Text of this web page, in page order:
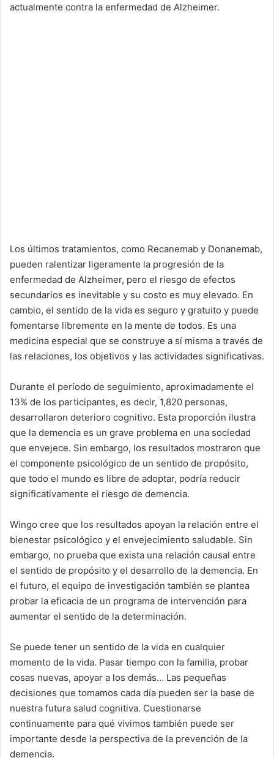
actualmente contra la enfermedad de Alzheimer.
Los últimos tratamientos, como Recanemab y Donanemab,
pueden ralentizar ligeramente la progresión de la
enfermedad de Alzheimer, pero el riesgo de efectos
secundarios es inevitable y su costo es muy elevado. En
cambio, el sentido de la vida es seguro y gratuito y puede
fomentarse libremente en la mente de todos. Es una
medicina especial que se construye a sí misma a través de
las relaciones, los objetivos y las actividades significativas.
Durante el período de seguimiento, aproximadamente el
13% de los participantes, es decir, 1,820 personas,
desarrollaron deterioro cognitivo. Esta proporción ilustra
que la demencia es un grave problema en una sociedad
que envejece. Sin embargo, los resultados mostraron que
el componente psicológico de un sentido de propósito,
que todo el mundo es libre de adoptar, podría reducir
significativamente el riesgo de demencia.
Wingo cree que los resultados apoyan la relación entre el
bienestar psicológico y el envejecimiento saludable. Sin
embargo, no prueba que exista una relación causal entre
el sentido de propósito y el desarrollo de la demencia. En
el futuro, el equipo de investigación también se plantea
probar la eficacia de un programa de intervención para
aumentar el sentido de la determinación.
Se puede tener un sentido de la vida en cualquier
momento de la vida. Pasar tiempo con la familia, probar
cosas nuevas, apoyar a los demás… Las pequeñas
decisiones que tomamos cada día pueden ser la base de
nuestra futura salud cognitiva. Cuestionarse
continuamente para qué vivimos también puede ser
importante desde la perspectiva de la prevención de la
demencia.